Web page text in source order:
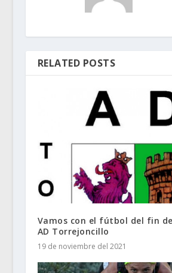
RELATED POSTS
Vamos con el fútbol del fin
AD Torrejoncillo
19 de noviembre del 2021